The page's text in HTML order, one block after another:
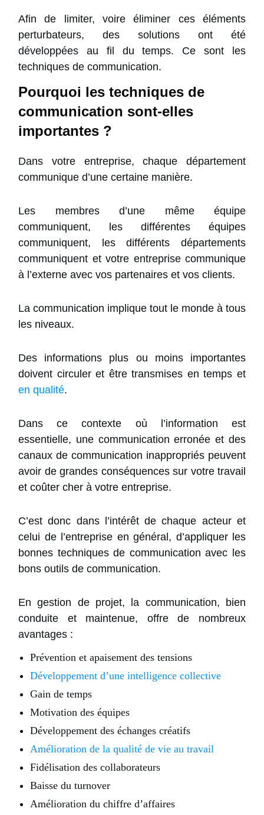
Afin de limiter, voire éliminer ces éléments
perturbateurs, des solutions ont été
développées au fil du temps. Ce sont les
techniques de communication.
Pourquoi les techniques de
communication sont-elles
importantes ?
Dans votre entreprise, chaque département
communique d’une certaine manière.
Les membres d’une même équipe
communiquent, les différentes équipes
communiquent, les différents départements
communiquent et votre entreprise communique
à l’externe avec vos partenaires et vos clients.
La communication implique tout le monde à tous
les niveaux.
Des informations plus ou moins importantes
doivent circuler et être transmises en temps et
en qualité.
Dans ce contexte où l’information est
essentielle, une communication erronée et des
canaux de communication inappropriés peuvent
avoir de grandes conséquences sur votre travail
et coûter cher à votre entreprise.
C’est donc dans l’intérêt de chaque acteur et
celui de l’entreprise en général, d’appliquer les
bonnes techniques de communication avec les
bons outils de communication.
En gestion de projet, la communication, bien
conduite et maintenue, offre de nombreux
avantages :
Prévention et apaisement des tensions
Développement d’une intelligence collective
Gain de temps
Motivation des équipes
Développement des échanges créatifs
Amélioration de la qualité de vie au travail
Fidélisation des collaborateurs
Baisse du turnover
Amélioration du chiffre d’affaires